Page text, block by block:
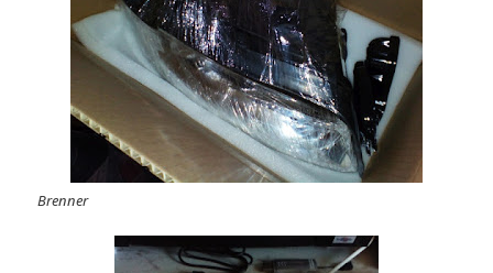
Brenner